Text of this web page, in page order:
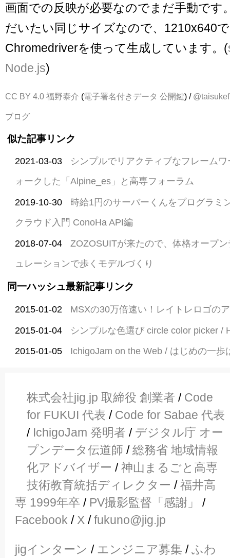
画面での反映が必要なのでまだ手動です
だいたい同じサイズなので、1210x640
Chromedriverを使って生成しています。(
Node.js)
CC BY 4.0 福野泰介 (電子署名付きデータ 公開鍵) / @taisukef
ブログ
似た記事リンク
2021-03-03
シンプルでリアクティブなフレーム
ォークした「Alpine_es」と高専フォーラム
2019-10-30
時給1円のサーバーくんをプログラミ
クラウド入門 ConoHa API編
2018-07-04
ZOZOSUITが来たので、体格オープ
ュレーションで歩くモデルづくり
同一ハッシュ最新記事リンク
2015-01-02 MSXの30万倍速い！レイトレロゴの
2015-01-04 シンプルな色選び circle color picker /
2015-01-05 IchigoJam on the Web / はじめの一歩
株式会社jig.jp 取締役 創業者 / Code
for FUKUI 代表 / Code for Sabae 代表
/ IchigoJam 発明者 / デジタル庁 オー
プンデータ伝道師 /総務省 地域情報
化アドバイザー /神山まるごと高専
技術教育統括ディレクター /福井高
専 1999年卒 / PV撮影監督「感謝」
/
Facebook / X /fukuno@jig.jp
jigインターン / エンジニア募集 /ふわ